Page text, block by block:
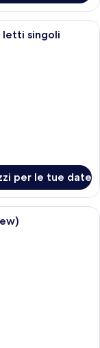
con un letto,
letti singoli
per le tue date
with Belem